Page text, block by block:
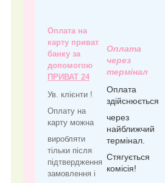
Оплата на
карту приват
банку за
допомогою
ПРИВАТ 24
Ув. клієнти !
Оплату на
карту можна
виробляти
тільки після
підтвердження
замовлення і
Оплата
через
термінал
Оплата
здійснюється
через
найближчий
термінал.
Стягується
комісія!